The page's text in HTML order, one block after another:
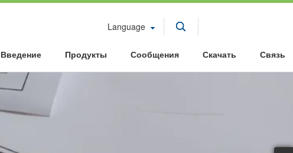
Language
Введение Продукты Сообщения Скачать Связь